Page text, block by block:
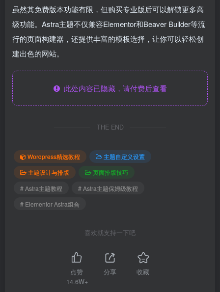
虽然其免费版本功能有限，但购买专业版后可以解锁更多高
级功能。Astra主题不仅兼容Elementor和Beaver Builder等流
行的页面构建器，还提供丰富的模板选择，让你可以轻松创
建出色的网站。
此处内容已隐藏，请付费后查看
THE END
Wordpress精选教程
主题自定义设置
主题设计与排版
页面排版技巧
# Astra主题教程
# Astra主题保姆级教程
# Elementor Astra组合
喜欢就支持一下吧
点赞
14.6W+
分享 收藏